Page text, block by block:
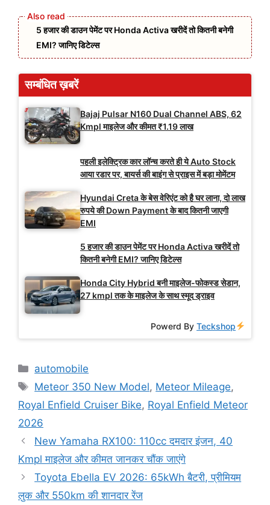
5 हजार की डाउन पेमेंट पर Honda Activa खरीदें तो कितनी बनेगी
EMI? जानिए डिटेल्स
सम्बंधित ख़बरें
Bajaj Pulsar N160 Dual Channel ABS, 62
Kmpl माइलेज और कीमत ₹1.19 लाख
पहली इलेक्ट्रिक कार लॉन्च करते ही ये Auto Stock
आया रडार पर, बायर्स की बाइंग से प्राइस में बड़ा मोमेंटम
Hyundai Creta के बेस वेरिएंट को है घर लाना, दो लाख
रुपये की Down Payment के बाद कितनी जाएगी
EMI
5 हजार की डाउन पेमेंट पर Honda Activa खरीदें तो
कितनी बनेगी EMI? जानिए डिटेल्स
Honda City Hybrid बनी माइलेज-फोकस्ड सेडान,
27 kmpl तक के माइलेज के साथ स्मूद ड्राइव
Powerd ByTeckshop
Categories
automobile
Tags
Meteor 350 New Model, Meteor Mileage,
Royal Enfield Cruiser Bike, Royal Enfield Meteor
2026
New Yamaha RX100: 110cc दमदार इंजन, 40
Kmpl माइलेज और कीमत जानकर चौंक जाएंगे
Toyota Ebella EV 2026: 65kWh बैटरी, प्रीमियम
लुक और 550km की शानदार रेंज